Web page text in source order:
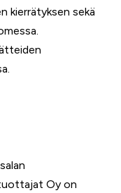
kierrätyksen sekä
Oy on